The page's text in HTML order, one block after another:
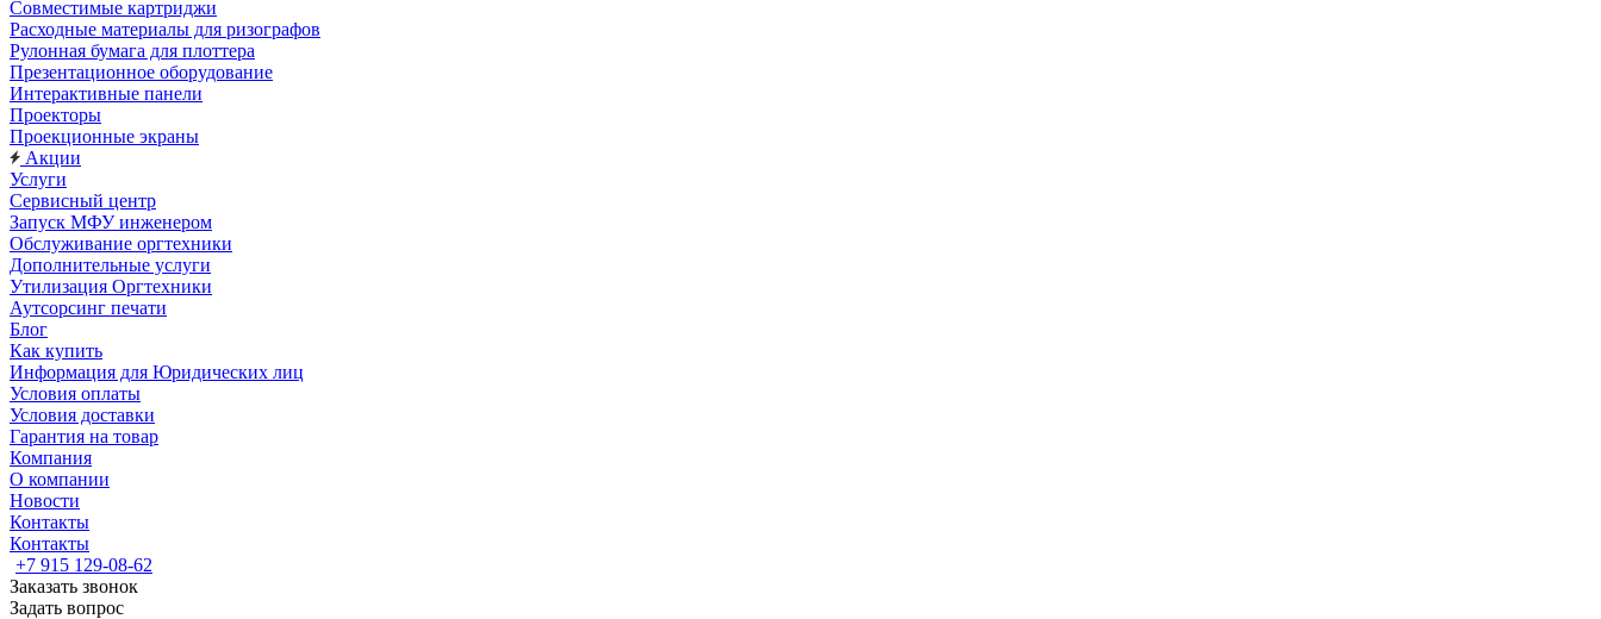
Совместимые картриджи
Расходные материалы для ризографов
Рулонная бумага для плоттера
Презентационное оборудование
Интерактивные панели
Проекторы
Проекционные экраны
Акции
Услуги
Сервисный центр
Запуск МФУ инженером
Обслуживание оргтехники
Дополнительные услуги
Утилизация Оргтехники
Аутсорсинг печати
Блог
Как купить
Информация для Юридических лиц
Условия оплаты
Условия доставки
Гарантия на товар
Компания
О компании
Новости
Контакты
Контакты
+7 915 129-08-62
Заказать звонок
Задать вопрос